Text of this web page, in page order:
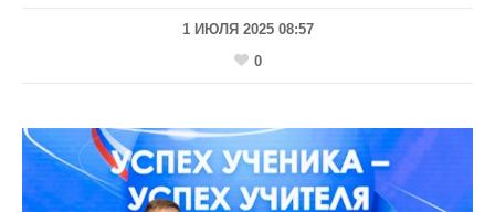
1 ИЮЛЯ 2025 08:57
0